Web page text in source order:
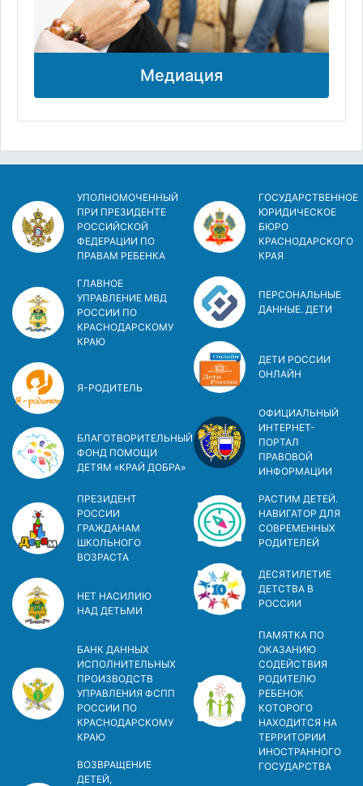
Медиация
УПОЛНОМОЧЕННЫЙ
ПРИ ПРЕЗИДЕНТЕ
РОССИЙСКОЙ
ФЕДЕРАЦИИ ПО
ПРАВАМ РЕБЕНКА
ГЛАВНОЕ
УПРАВЛЕНИЕ МВД
РОССИИ ПО
КРАСНОДАРСКОМУ
КРАЮ
Я-РОДИТЕЛЬ
БЛАГОТВОРИТЕЛЬНЫЙ
ФОНД ПОМОЩИ
ДЕТЯМ «КРАЙ ДОБРА»
ПРЕЗИДЕНТ
РОССИИ
ГРАЖДАНАМ
ШКОЛЬНОГО
ВОЗРАСТА
НЕТ НАСИЛИЮ
НАД ДЕТЬМИ
БАНК ДАННЫХ
ИСПОЛНИТЕЛЬНЫХ
ПРОИЗВОДСТВ
УПРАВЛЕНИЯ ФСПП
РОССИИ ПО
КРАСНОДАРСКОМУ
КРАЮ
ВОЗВРАЩЕНИЕ
ДЕТЕЙ,
ГОСУДАРСТВЕННОЕ
ЮРИДИЧЕСКОЕ
БЮРО
КРАСНОДАРСКОГО
КРАЯ
ПЕРСОНАЛЬНЫЕ
ДАННЫЕ. ДЕТИ
ДЕТИ РОССИИ
ОНЛАЙН
ОФИЦИАЛЬНЫЙ
ИНТЕРНЕТ-
ПОРТАЛ
ПРАВОВОЙ
ИНФОРМАЦИИ
РАСТИМ ДЕТЕЙ.
НАВИГАТОР ДЛЯ
СОВРЕМЕННЫХ
РОДИТЕЛЕЙ
ДЕСЯТИЛЕТИЕ
ДЕТСТВА В
РОСCИИ
ПАМЯТКА ПО
ОКАЗАНИЮ
СОДЕЙСТВИЯ
РОДИТЕЛЮ
РЕБЕНОК
КОТОРОГО
НАХОДИТСЯ НА
ТЕРРИТОРИИ
ИНОСТРАННОГО
ГОСУДАРСТВА